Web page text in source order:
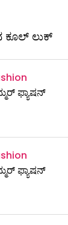
ಕೂಲ್‌ ಲುಕ್‌
ಫ್ಯಾಷನ್‌
ಫ್ಯಾಷನ್‌